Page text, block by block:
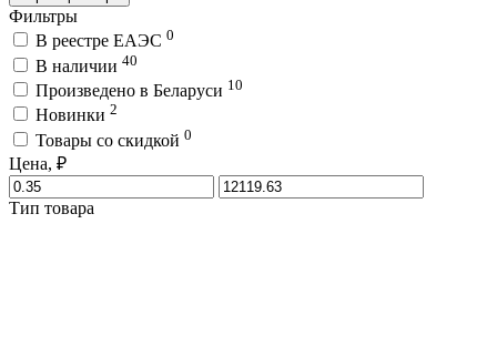
Фильтры
В реестре ЕАЭС 0
В наличии 40
Произведено в Беларуси 10
Новинки 2
Товары со скидкой 0
Цена, ₽
Тип товара